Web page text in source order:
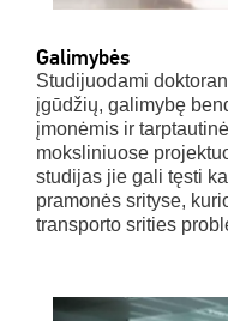
Galimybės
Studijuodami
įgūdžių, galimybę
įmonėmis ir
moksliniuose
studijas jie gali tęsti
pramonės srityse,
transporto srities